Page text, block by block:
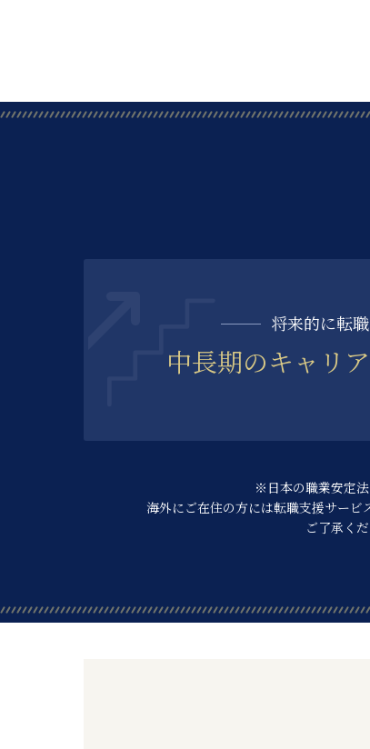
将来的に転
中長期のキャリ
※日本の職業安定法
海外にご在住の方には転職支援サービ
ご了承くだ